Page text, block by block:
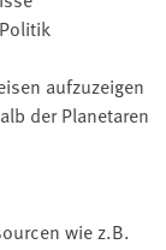
aufzuzeigen
der Planetaren
wie z.B.